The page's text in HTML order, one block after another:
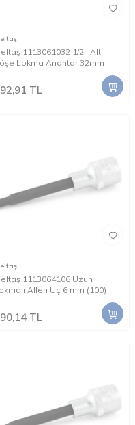
1113061032 1/2'' Altı
Lokma Anahtar 32mm
TL
1113064106 Uzun
Allen Uç 6 mm (100)
TL